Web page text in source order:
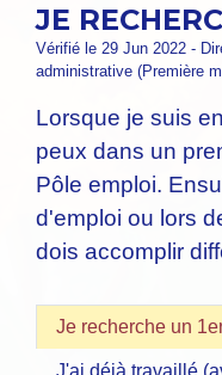
JE
Vérifié le 29 Jun 2022 -
administrative (Première
Lorsque je suis
peux dans un
Pôle emploi.
d'emploi ou lors
dois accomplir
Je recherche un
J'ai déjà travaillé